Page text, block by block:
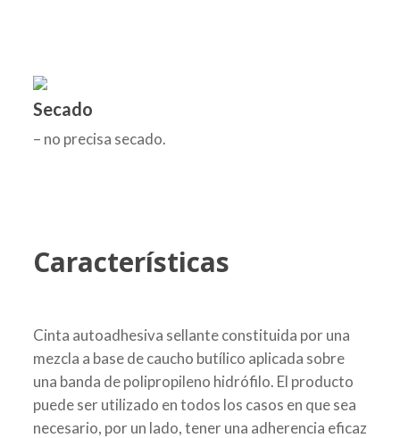
Secado
– no precisa secado.
Características
Cinta autoadhesiva sellante constituida por una
mezcla a base de caucho butílico aplicada sobre
una banda de polipropileno hidrófilo. El producto
puede ser utilizado en todos los casos en que sea
necesario, por un lado, tener una adherencia eficaz